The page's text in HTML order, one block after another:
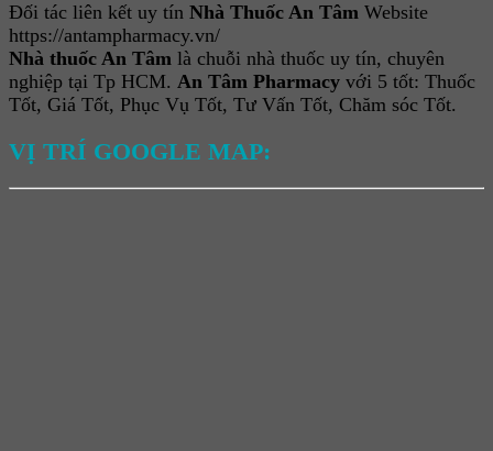
Đối tác liên kết uy tín Nhà Thuốc An Tâm Website
https://antampharmacy.vn/
Nhà thuốc An Tâm là chuỗi nhà thuốc uy tín, chuyên
nghiệp tại Tp HCM. An Tâm Pharmacy với 5 tốt: Thuốc
Tốt, Giá Tốt, Phục Vụ Tốt, Tư Vấn Tốt, Chăm sóc Tốt.
VỊ TRÍ GOOGLE MAP: